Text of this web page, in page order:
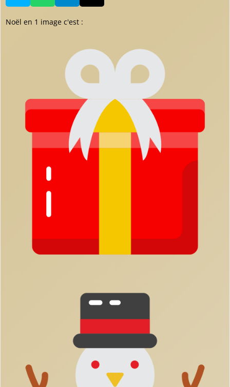
Noël en 1 image c'est :